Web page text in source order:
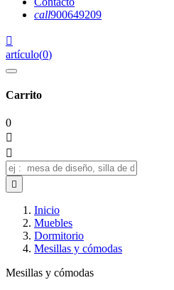
call900649209

artículo(0)
Carrito
0



Inicio
Muebles
Dormitorio
Mesillas y cómodas
Mesillas y cómodas